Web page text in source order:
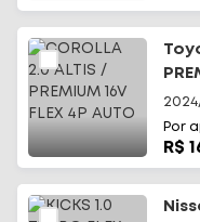
Por
R$